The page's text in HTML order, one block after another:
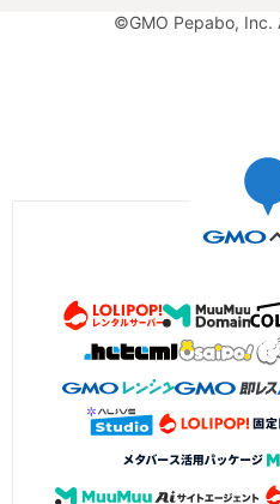
©GMO Pepabo, Inc.